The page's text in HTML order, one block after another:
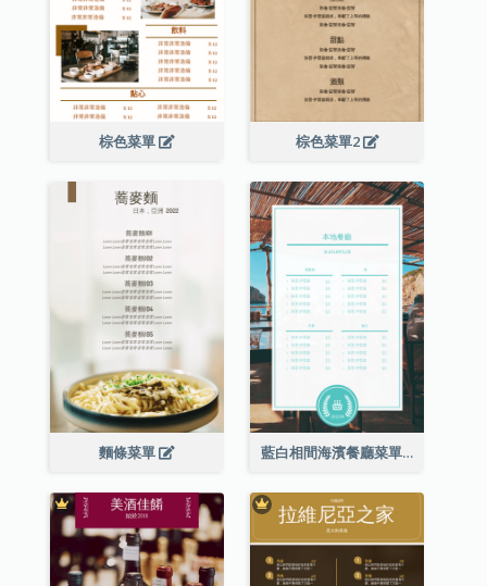
棕色菜單 棕色菜單2
麵條菜單 藍白相間海濱餐廳菜單